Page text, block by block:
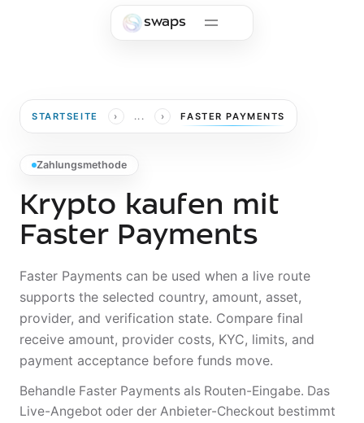
swaps
STARTSEITE › ... › FASTER PAYMENTS
Zahlungsmethode
Krypto kaufen mit
Faster Payments
Faster Payments can be used when a live route
supports the selected country, amount, asset,
provider, and verification state. Compare final
receive amount, provider costs, KYC, limits, and
payment acceptance before funds move.
Behandle Faster Payments als Routen-Eingabe. Das
Live-Angebot oder der Anbieter-Checkout bestimmt